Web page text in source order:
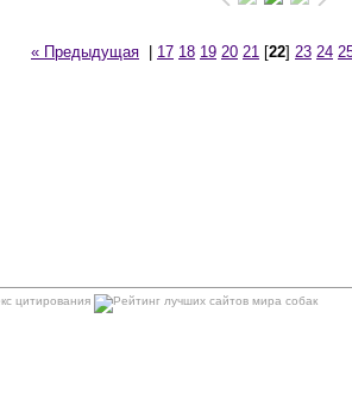
« Предыдущая 17 18 19 20 21 [22] 23 24